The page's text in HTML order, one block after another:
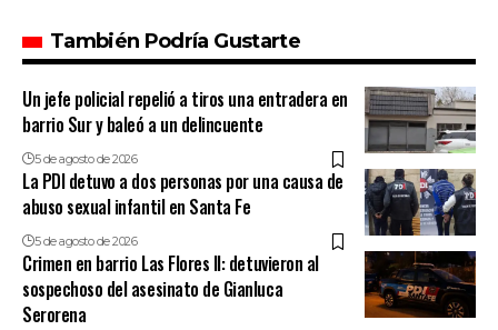
También Podría Gustarte
Un jefe policial repelió a tiros una entradera en
barrio Sur y baleó a un delincuente
5 de agosto de 2026
La PDI detuvo a dos personas por una causa de
abuso sexual infantil en Santa Fe
5 de agosto de 2026
Crimen en barrio Las Flores II: detuvieron al
sospechoso del asesinato de Gianluca
Serorena